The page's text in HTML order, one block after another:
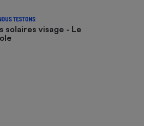
TESTONS
solaires visage - Le